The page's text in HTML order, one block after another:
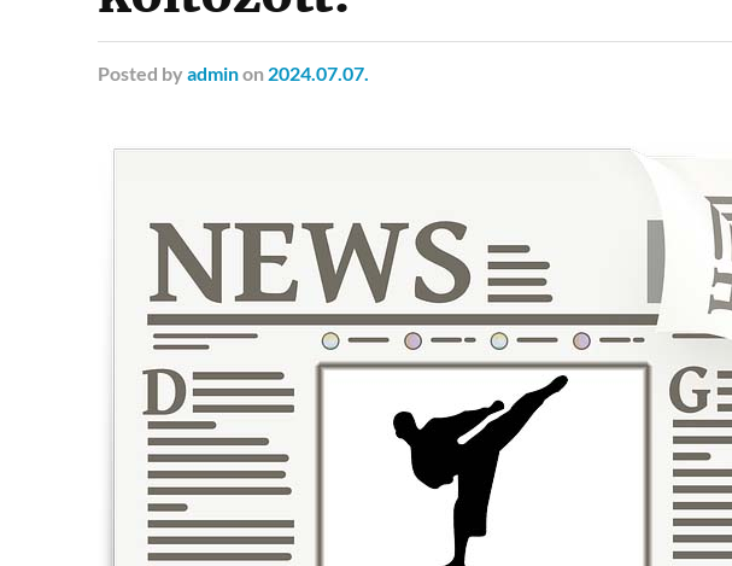
Posted by adminon 2024.07.07.